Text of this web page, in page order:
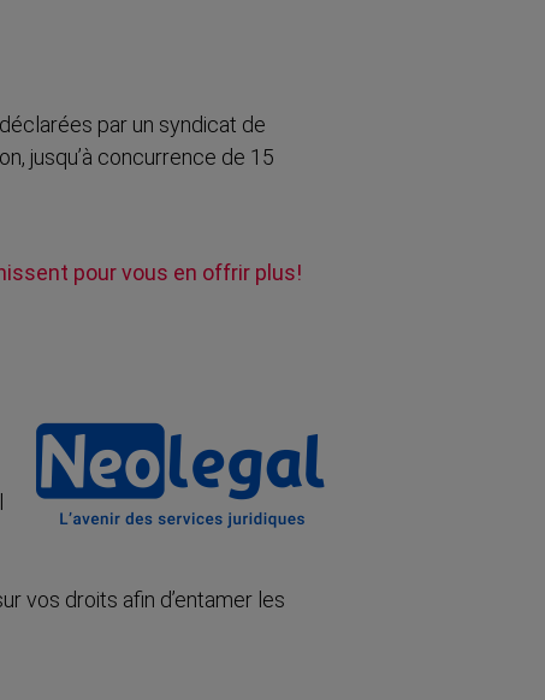
par un syndicat de
jusqu’à concurrence de 15
pour vous en offrir plus!
vos droits afin d’entamer les